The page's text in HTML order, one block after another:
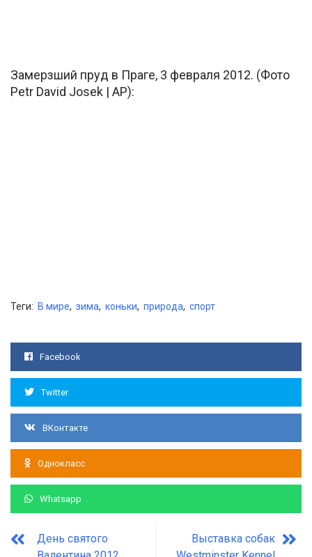
Замерзший пруд в Праге, 3 февраля 2012. (Фото
Petr David Josek | AP):
Теги: В мире, зима, коньки, природа, спорт
Facebook
Twitter
ВКонтакте
Однокласс
Whatsapp
День святого
Выставка собак